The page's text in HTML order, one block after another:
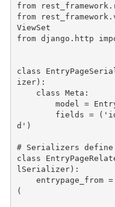
from
from
ViewSet
from django.http
class
izer):
class Meta :
model
=
fields = (
d' )
# Serializers define
class
lSerializer):
entrypage_from =
(